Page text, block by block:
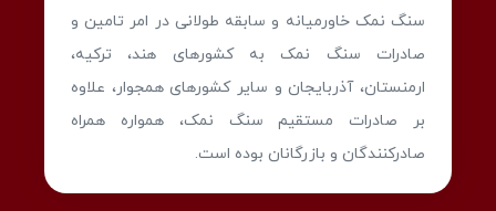
سنگ نمک خاورمیانه و سابقه طولانی در امر تامین و
صادرات سنگ نمک به کشورهای هند، ترکیه،
ارمنستان، آذربایجان و سایر کشورهای همجوار، علاوه
بر صادرات مستقیم سنگ نمک، همواره همراه
صادرکنندگان و بازرگانان بوده است.